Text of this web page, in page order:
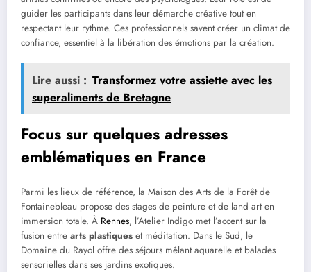
guider les participants dans leur démarche créative tout en
respectant leur rythme. Ces professionnels savent créer un climat de
confiance, essentiel à la libération des émotions par la création.
Lire aussi : Transformez votre assiette avec les
superaliments de Bretagne
Focus sur quelques adresses
emblématiques en France
Parmi les lieux de référence, la Maison des Arts de la Forêt de
Fontainebleau propose des stages de peinture et de land art en
immersion totale. À Rennes, l’Atelier Indigo met l’accent sur la
fusion entre arts plastiques et méditation. Dans le Sud, le
Domaine du Rayol offre des séjours mêlant aquarelle et balades
sensorielles dans ses jardins exotiques.